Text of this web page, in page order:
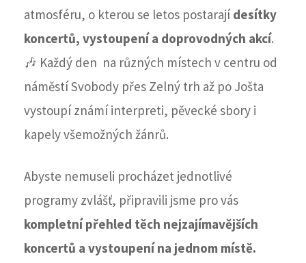
atmosféru, o kterou se letos postarajídesítky
koncertů, vystoupení a doprovodných akcí.
🎶 Každý den na různých místech v centru od
náměstí Svobody přes Zelný trh až po Jošta
vystoupí známí interpreti, pěvecké sbory i
kapely všemožných žánrů.
Abyste nemuseli procházet jednotlivé
programy zvlášť, připravili jsme pro vás
kompletní přehled těch nejzajímavějších
koncertů a vystoupení na jednom místě.